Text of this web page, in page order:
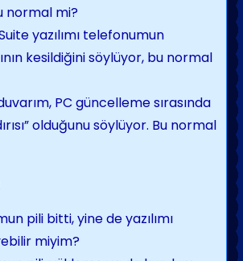
normal mi?
yazılımı telefonumun
kesildiğini söylüyor, bu normal
PC güncelleme sırasında
olduğunu söylüyor. Bu normal
pili bitti, yine de yazılımı
miyim?